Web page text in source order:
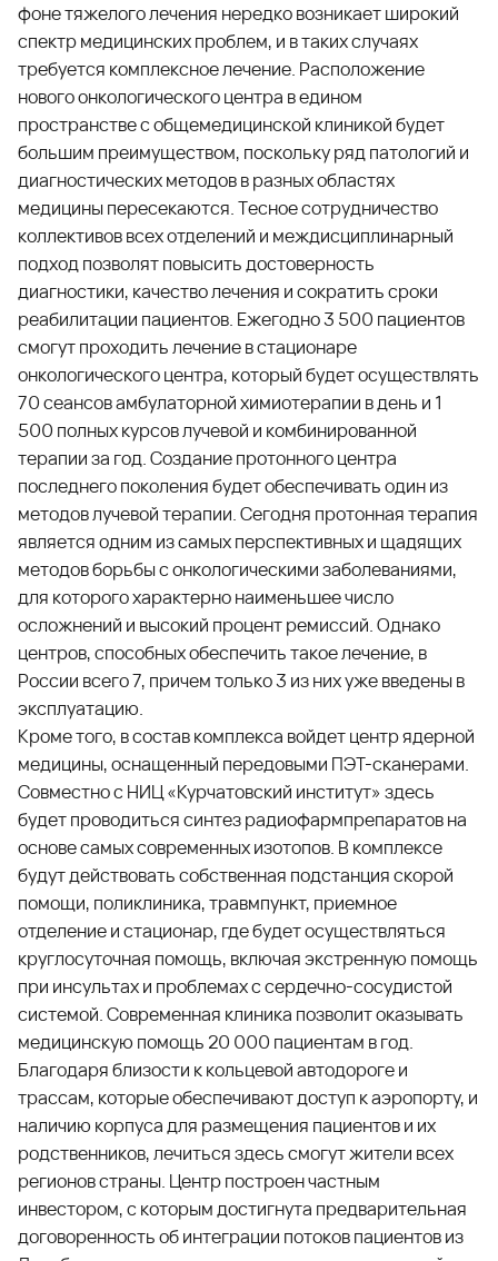
фоне тяжелого лечения нередко возникает широкий
спектр медицинских проблем, и в таких случаях
требуется комплексное лечение. Расположение
нового онкологического центра в едином
пространстве с общемедицинской клиникой будет
большим преимуществом, поскольку ряд патологий и
диагностических методов в разных областях
медицины пересекаются. Тесное сотрудничество
коллективов всех отделений и междисциплинарный
подход позволят повысить достоверность
диагностики, качество лечения и сократить сроки
реабилитации пациентов. Ежегодно 3 500 пациентов
смогут проходить лечение в стационаре
онкологического центра, который будет осуществлять
70 сеансов амбулаторной химиотерапии в день и 1
500 полных курсов лучевой и комбинированной
терапии за год. Создание протонного центра
последнего поколения будет обеспечивать один из
методов лучевой терапии. Сегодня протонная терапия
является одним из самых перспективных и щадящих
методов борьбы с онкологическими заболеваниями,
для которого характерно наименьшее число
осложнений и высокий процент ремиссий. Однако
центров, способных обеспечить такое лечение, в
России всего 7, причем только 3 из них уже введены в
эксплуатацию.
Кроме того, в состав комплекса войдет центр ядерной
медицины, оснащенный передовыми ПЭТ-сканерами.
Совместно с НИЦ «Курчатовский институт» здесь
будет проводиться синтез радиофармпрепаратов на
основе самых современных изотопов. В комплексе
будут действовать собственная подстанция скорой
помощи, поликлиника, травмпункт, приемное
отделение и стационар, где будет осуществляться
круглосуточная помощь, включая экстренную помощь
при инсультах и проблемах с сердечно-сосудистой
системой. Современная клиника позволит оказывать
медицинскую помощь 20 000 пациентам в год.
Благодаря близости к кольцевой автодороге и
трассам, которые обеспечивают доступ к аэропорту, и
наличию корпуса для размещения пациентов и их
родственников, лечиться здесь смогут жители всех
регионов страны. Центр построен частным
инвестором, с которым достигнута предварительная
договоренность об интеграции потоков пациентов из